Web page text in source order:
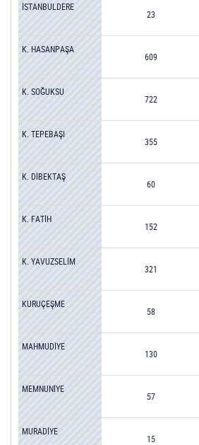
İSTANBULDERE
23
K. HASANPAŞA
609
K. SOĞUKSU
722
K. TEPEBAŞI
355
K. DİBEKTAŞ
60
K. FATİH
152
K. YAVUZSELİM
321
KURUÇEŞME
58
MAHMUDİYE
130
MEMNUNİYE
57
MURADİYE
15